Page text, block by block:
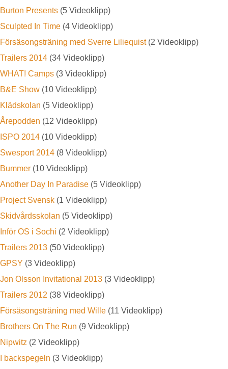
Burton Presents (5 Videoklipp)
Sculpted In Time (4 Videoklipp)
Försäsongsträning med Sverre Liliequist(2 Videoklipp)
Trailers 2014 (34 Videoklipp)
WHAT! Camps (3 Videoklipp)
B&E Show (10 Videoklipp)
Klädskolan (5 Videoklipp)
Årepodden (12 Videoklipp)
ISPO 2014 (10 Videoklipp)
Swesport 2014 (8 Videoklipp)
Bummer (10 Videoklipp)
Another Day In Paradise (5 Videoklipp)
Project Svensk (1 Videoklipp)
Skidvårdsskolan (5 Videoklipp)
Inför OS i Sochi (2 Videoklipp)
Trailers 2013 (50 Videoklipp)
GPSY (3 Videoklipp)
Jon Olsson Invitational 2013 (3 Videoklipp)
Trailers 2012 (38 Videoklipp)
Försäsongsträning med Wille (11 Videoklipp)
Brothers On The Run (9 Videoklipp)
Nipwitz (2 Videoklipp)
I backspegeln (3 Videoklipp)